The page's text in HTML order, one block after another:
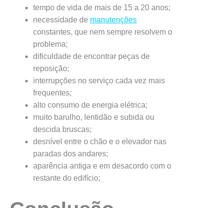
tempo de vida de mais de 15 a 20 anos;
necessidade de manutenções
constantes, que nem sempre resolvem o
problema;
dificuldade de encontrar peças de
reposição;
interrupções no serviço cada vez mais
frequentes;
alto consumo de energia elétrica;
muito barulho, lentidão e subida ou
descida bruscas;
desnível entre o chão e o elevador nas
paradas dos andares;
aparência antiga e em desacordo com o
restante do edifício;